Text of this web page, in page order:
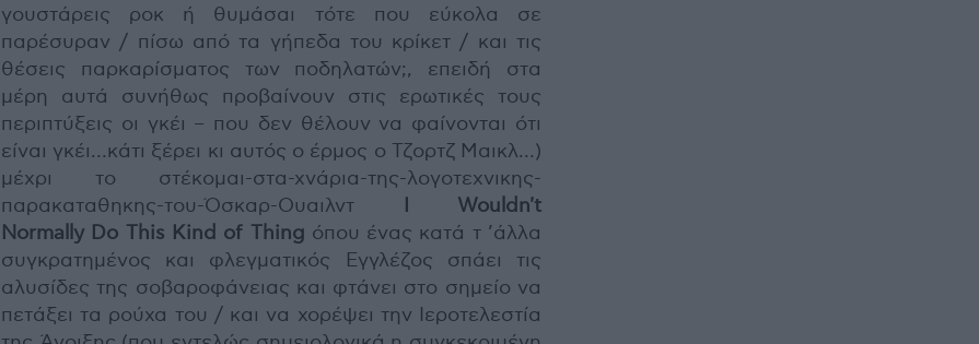
γουστάρεις ροκ ή θυμάσαι τότε που εύκολα σε
παρέσυραν / πίσω από τα γήπεδα του κρίκετ / και τις
θέσεις παρκαρίσματος των ποδηλατών;, επειδή στα
μέρη αυτά συνήθως προβαίνουν στις ερωτικές τους
περιπτύξεις οι γκέι – που δεν θέλουν να φαίνονται ότι
είναι γκέι…κάτι ξέρει κι αυτός ο έρμος ο Τζορτζ Μαικλ…)
μέχρι το στέκομαι-στα-χνάρια-της-λογοτεχνικης-
παρακαταθηκης-του-Όσκαρ-Ουαιλντ
I Wouldn't
Normally Do This Kind of Thing όπου ένας κατά τ ’άλλα
συγκρατημένος και φλεγματικός Εγγλέζος σπάει τις
αλυσίδες της σοβαροφάνειας και φτάνει στο σημείο να
πετάξει τα ρούχα του / και να χορέψει την Ιεροτελεστία